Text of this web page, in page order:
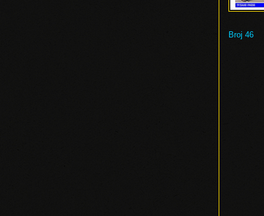
Broj 46